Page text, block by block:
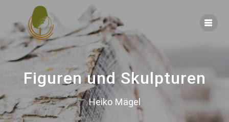
to
content
Figuren und Skulpturen
Heiko Mägel